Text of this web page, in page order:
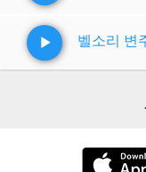
벨소리 변